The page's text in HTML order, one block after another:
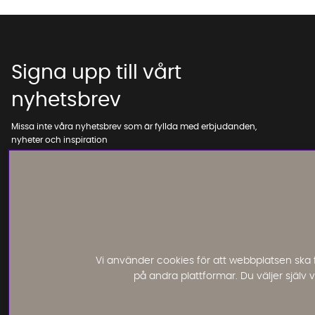
Vi använder cookies för att webbplatsen
på andra plattformar. Du väljer själv
Signa upp till vårt
nyhetsbrev
Missa inte våra nyhetsbrev som är fyllda med erbjudanden,
nyheter och inspiration